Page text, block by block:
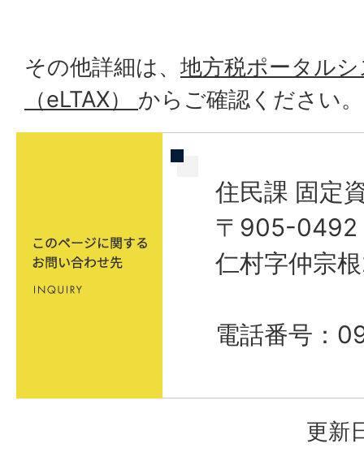
その他詳細は、 地方税ポータル
（eLTAX） からご確認ください。
住民課 固定
〒905-0492
仁村字仲宗
電話番号：
更新